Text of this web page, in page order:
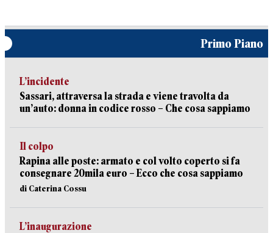
Primo Piano
L’incidente
Sassari, attraversa la strada e viene travolta da
un’auto: donna in codice rosso – Che cosa sappiamo
Il colpo
Rapina alle poste: armato e col volto coperto si fa
consegnare 20mila euro – Ecco che cosa sappiamo
di Caterina Cossu
L’inaugurazione